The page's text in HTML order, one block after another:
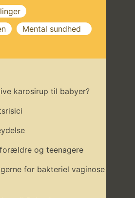
Mental sundhed
karosirup til babyer?
og teenagere
for bakteriel vaginose